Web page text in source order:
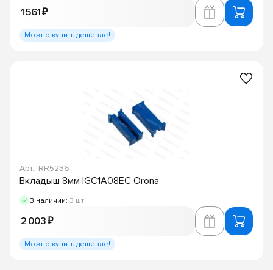
1 561 ₽
Можно купить дешевле!
Арт.: RR5236
Вкладыш 8мм IGC1A08EC Orona
В наличии: 3 шт
2 003 ₽
Можно купить дешевле!